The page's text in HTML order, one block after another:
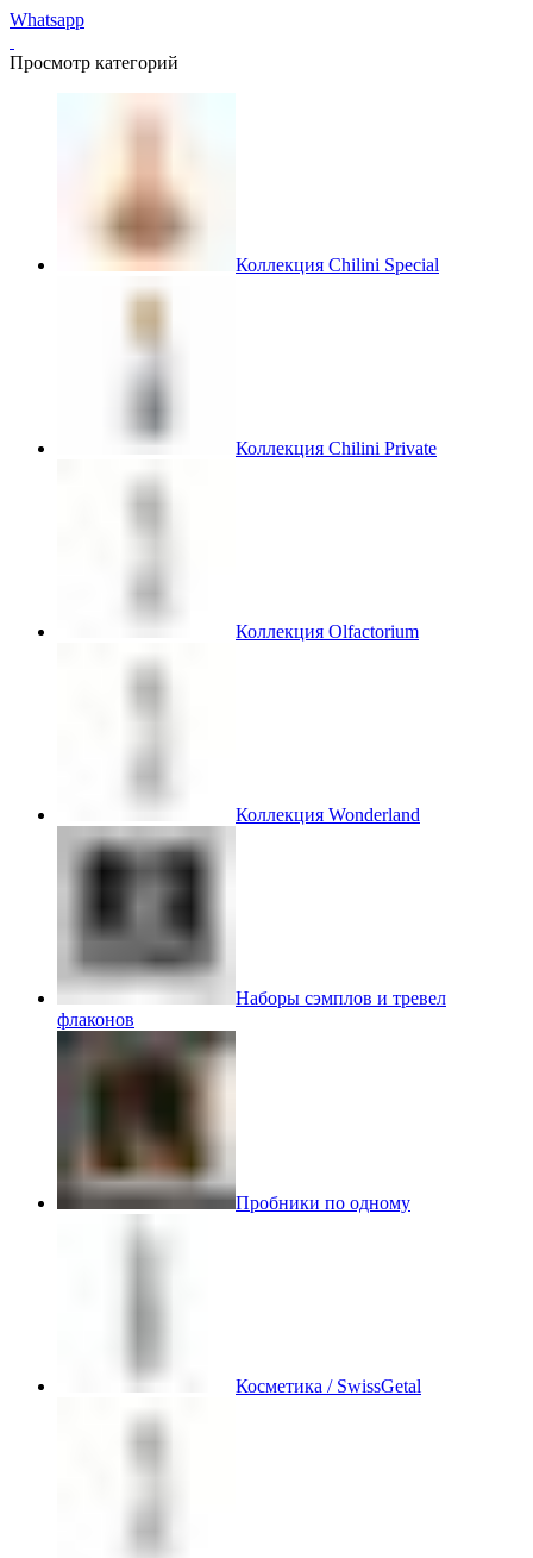
Whatsapp
Просмотр категорий
Коллекция Chilini Special
Коллекция Chilini Private
Коллекция Olfactorium
Коллекция Wonderland
Наборы сэмплов и тревел
флаконов
Пробники по одному
Косметика / SwissGetal